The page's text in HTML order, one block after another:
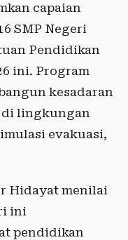
capaian
SMP Negeri
Pendidikan
ini. Program
kesadaran
di lingkungan
evakuasi,
Hidayat menilai
ini
pendidikan